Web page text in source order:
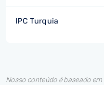
IPC Turquia
Nosso conteúdo é baseado